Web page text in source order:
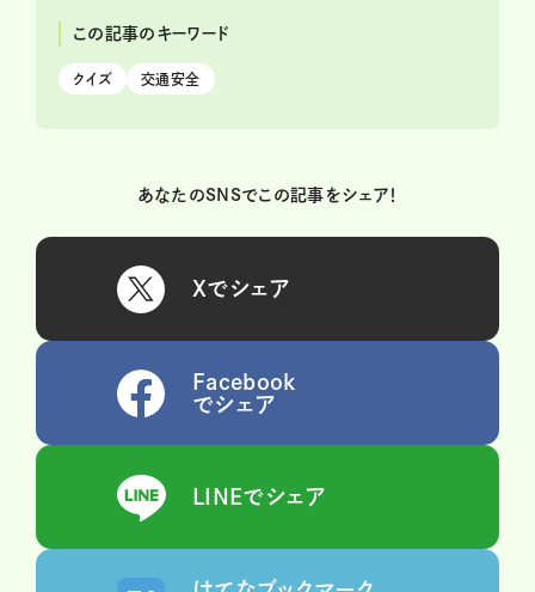
この記事のキーワード
クイズ 交通安全
あなたのSNSでこの記事をシェア！
Xでシェア
Facebook
でシェア
LINEでシェア